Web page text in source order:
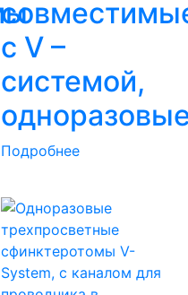
с V –
системой,
Подробнее